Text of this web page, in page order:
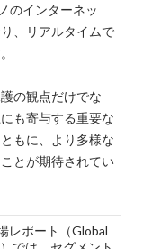
のインターネッ
、リアルタイムで
の観点だけでな
も寄与する重要な
もに、より多様な
とが期待されてい
レポート（Global